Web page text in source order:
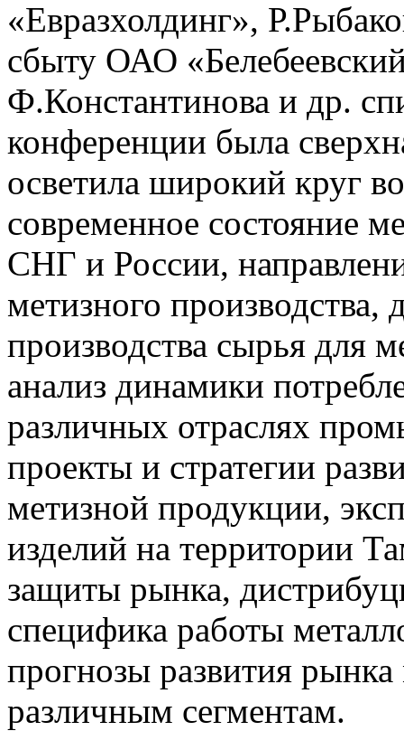
«Евразхолдинг»,
сбыту ОАО
Ф.Константинова и др.
конференции была
осветила широкий круг
современное состояние
СНГ и России,
метизного производства,
производства сырья для
анализ динамики
различных отраслях
проекты и стратегии
метизной продукции,
изделий на территории
защиты рынка,
специфика работы
прогнозы развития
различным сегментам.